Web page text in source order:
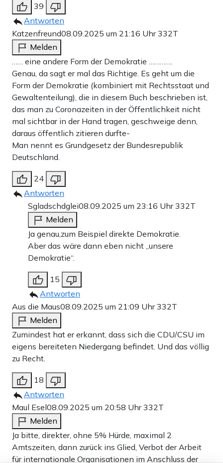
39
Antworten
Katzenfreund08.09.2025 um 21:16 Uhr332T
Melden
…… eine andere Form der Demokratie ………….
Genau, da sagt er mal das Richtige. Es geht um die
Form der Demokratie (kombiniert mit Rechtsstaat und
Gewaltenteilung), die in diesem Buch beschrieben ist,
das man zu Coronazeiten in der Öffentlichkeit nicht
mal sichtbar in der Hand tragen, geschweige denn,
daraus öffentlich zitieren durfte-
Man nennt es Grundgesetz der Bundesrepublik
Deutschland.
24
Antworten
Sgladschdglei08.09.2025 um 23:16 Uhr332T
Melden
Ja genau,zum Beispiel direkte Demokratie.
Aber das wäre dann eben nicht „unsere
Demokratie“.
15
Antworten
Aus die Maus08.09.2025 um 21:09 Uhr332T
Melden
Zumindest hat er erkannt, dass sich die CDU/CSU im
eigens bereiteten Niedergang befindet. Und das völlig
zu Recht.
18
Antworten
Maul Esel08.09.2025 um 20:58 Uhr332T
Melden
Ja bitte, direkter, ohne 5% Hürde, maximal 2
Amtszeiten, dann zurück ins Glied, Verbot der Arbeit
für internationale Organisationen im Anschluss der